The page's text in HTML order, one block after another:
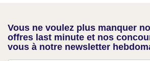
Vous ne voulez plus manquer
offres last minute et nos
vous à notre newsletter